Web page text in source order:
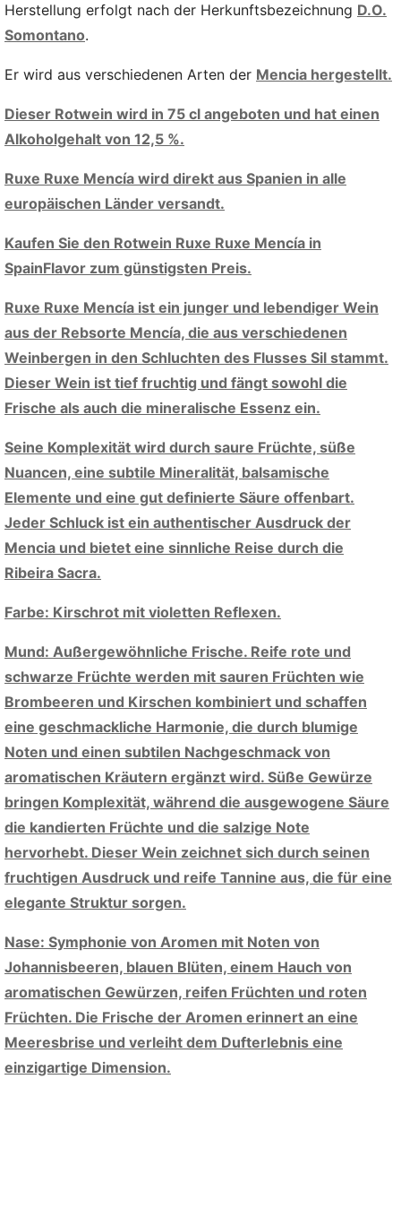
Herstellung erfolgt nach der Herkunftsbezeichnung D.O.
Somontano.
Er wird aus verschiedenen Arten der Mencia hergestellt.
Dieser Rotwein wird in 75 cl angeboten und hat einen
Alkoholgehalt von 12,5 %.
Ruxe Ruxe Mencía wird direkt aus Spanien in alle
europäischen Länder versandt.
Kaufen Sie den Rotwein Ruxe Ruxe Mencía in
SpainFlavor zum günstigsten Preis.
Ruxe Ruxe Mencía ist ein junger und lebendiger Wein
aus der Rebsorte Mencía, die aus verschiedenen
Weinbergen in den Schluchten des Flusses Sil stammt.
Dieser Wein ist tief fruchtig und fängt sowohl die
Frische als auch die mineralische Essenz ein.
Seine Komplexität wird durch saure Früchte, süße
Nuancen, eine subtile Mineralität, balsamische
Elemente und eine gut definierte Säure offenbart.
Jeder Schluck ist ein authentischer Ausdruck der
Mencia und bietet eine sinnliche Reise durch die
Ribeira Sacra.
Farbe: Kirschrot mit violetten Reflexen.
Mund: Außergewöhnliche Frische. Reife rote und
schwarze Früchte werden mit sauren Früchten wie
Brombeeren und Kirschen kombiniert und schaffen
eine geschmackliche Harmonie, die durch blumige
Noten und einen subtilen Nachgeschmack von
aromatischen Kräutern ergänzt wird. Süße Gewürze
bringen Komplexität, während die ausgewogene Säure
die kandierten Früchte und die salzige Note
hervorhebt. Dieser Wein zeichnet sich durch seinen
fruchtigen Ausdruck und reife Tannine aus, die für eine
elegante Struktur sorgen.
Nase: Symphonie von Aromen mit Noten von
Johannisbeeren, blauen Blüten, einem Hauch von
aromatischen Gewürzen, reifen Früchten und roten
Früchten. Die Frische der Aromen erinnert an eine
Meeresbrise und verleiht dem Dufterlebnis eine
einzigartige Dimension.